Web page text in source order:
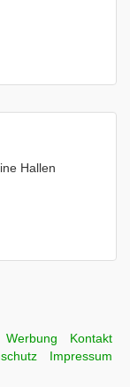
Hallen
Werbung
Kontakt
Impressum